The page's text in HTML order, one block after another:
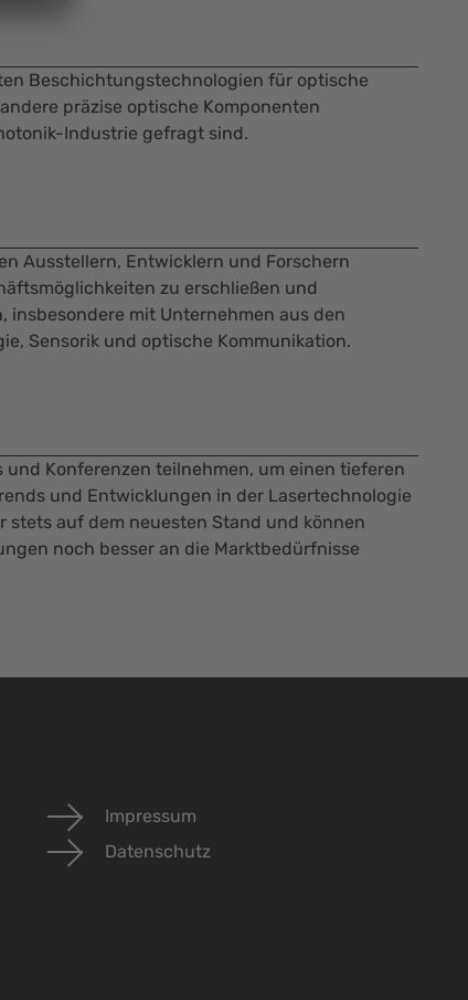
Beschichtungstechnologien für optische
präzise optische Komponenten
Industrie gefragt sind.
Ausstellern, Entwicklern und Forschern
zu erschließen und
insbesondere mit Unternehmen aus den
Sensorik und optische Kommunikation.
und Konferenzen teilnehmen, um einen tieferen
und Entwicklungen in der Lasertechnologie
stets auf dem neuesten Stand und können
noch besser an die Marktbedürfnisse
Impressum
Datenschutz